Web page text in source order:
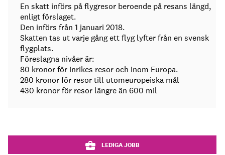
En skatt införs på flygresor beroende på resans längd,
enligt förslaget.
Den införs från 1 januari 2018.
Skatten tas ut varje gång ett flyg lyfter från en svensk
flygplats.
Föreslagna nivåer är:
80 kronor för inrikes resor och inom Europa.
280 kronor för resor till utomeuropeiska mål
430 kronor för resor längre än 600 mil
LEDIGA JOBB